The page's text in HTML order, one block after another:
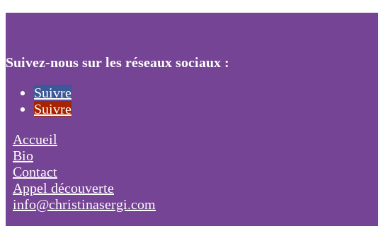
Suivez-nous sur les réseaux sociaux :
Suivre
Suivre
Accueil
Bio
Contact
Appel découverte
info@christinasergi.com